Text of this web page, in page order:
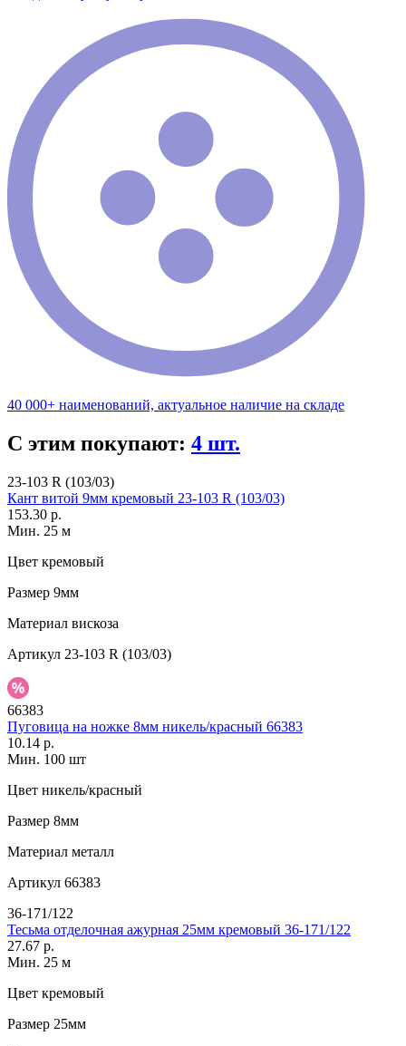
40 000+ наименований, актуальное наличие на складе
С этим покупают: 4 шт.
23-103 R (103/03)
Кант витой 9мм кремовый 23-103 R (103/03)
153.30 р.
Мин. 25 м
Цвет кремовый
Размер 9мм
Материал вискоза
Артикул 23-103 R (103/03)
66383
Пуговица на ножке 8мм никель/красный 66383
10.14 р.
Мин. 100 шт
Цвет никель/красный
Размер 8мм
Материал металл
Артикул 66383
36-171/122
Тесьма отделочная ажурная 25мм кремовый 36-171/122
27.67 р.
Мин. 25 м
Цвет кремовый
Размер 25мм